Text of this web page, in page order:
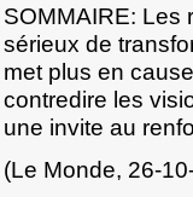
SOMMAIRE: Les
sérieux de
met plus en
contredire les
une invite au
(Le Monde, 26-